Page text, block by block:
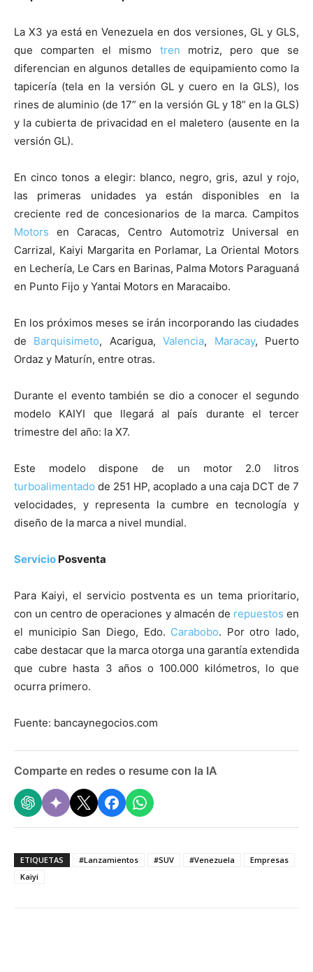
La X3 ya está en Venezuela en dos versiones, GL y GLS,
que comparten el mismo tren motriz, pero que se
diferencian en algunos detalles de equipamiento como la
tapicería (tela en la versión GL y cuero en la GLS), los
rines de aluminio (de 17” en la versión GL y 18” en la GLS)
y la cubierta de privacidad en el maletero (ausente en la
versión GL).
En cinco tonos a elegir: blanco, negro, gris, azul y rojo,
las primeras unidades ya están disponibles en la
creciente red de concesionarios de la marca. Campitos
Motors en Caracas, Centro Automotriz Universal en
Carrizal, Kaiyi Margarita en Porlamar, La Oriental Motors
en Lechería, Le Cars en Barinas, Palma Motors Paraguaná
en Punto Fijo y Yantai Motors en Maracaibo.
En los próximos meses se irán incorporando las ciudades
de Barquisimeto, Acarigua,Valencia, Maracay, Puerto
Ordaz y Maturín, entre otras.
Durante el evento también se dio a conocer el segundo
modelo KAIYI que llegará al país durante el tercer
trimestre del año: la X7.
Este modelo dispone de un motor 2.0 litros
turboalimentado de 251 HP, acoplado a una caja DCT de 7
velocidades, y representa la cumbre en tecnología y
diseño de la marca a nivel mundial.
Servicio Posventa
Para Kaiyi, el servicio postventa es un tema prioritario,
con un centro de operaciones y almacén de repuestos en
el municipio San Diego, Edo. Carabobo. Por otro lado,
cabe destacar que la marca otorga una garantía extendida
que cubre hasta 3 años o 100.000 kilómetros, lo que
ocurra primero.
Fuente: bancaynegocios.com
Comparte en redes o resume con la IA
ETIQUETAS #Lanzamientos #SUV #Venezuela
Empresas
Kaiyi